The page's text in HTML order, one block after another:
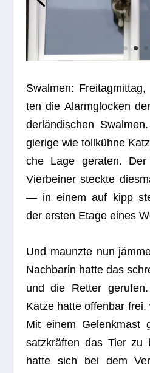
Swalmen:
ten die Alarm­glo­cken
der­län­di­schen
che Lage gera­ten.
Vier­bei­ner steckte
— in einem auf kipp
der ers­ten Etage eines
Und maunzte nun
Nach­ba­rin hatte das